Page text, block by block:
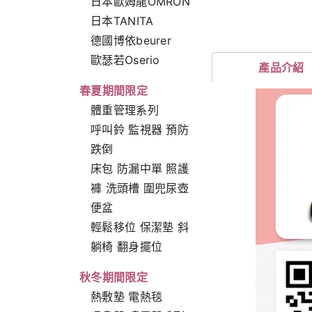
日本TANITA
德國博依beurer
歐瑟若Oserio
春夏期間限定
體重管理系列
呼叫鈴 監視器 預防
跌倒
床包 防漏中單 照護
褲 洗頭槽 圍兜尿壺
便盆
輕鬆移位 保潔墊 斜
躺椅 翻身擺位
秋冬期間限定
熱敷墊 電熱毯
產品介紹